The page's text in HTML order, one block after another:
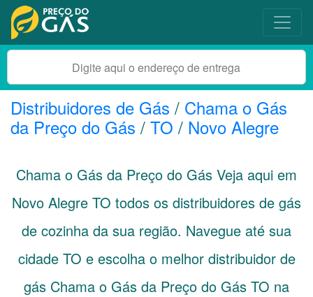
Distribuidores de Gás / Chama o Gás
da Preço do Gás / TO / Novo Alegre
Chama o Gás da Preço do Gás Veja aqui em
Novo Alegre TO todos os distribuidores de gás
de cozinha da sua região. Navegue até sua
cidade TO e escolha o melhor distribuidor de
gás Chama o Gás da Preço do Gás TO na